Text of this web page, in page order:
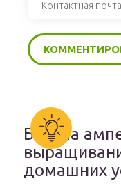
Бакопа
домашних